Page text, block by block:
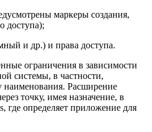
маркеры создания,
доступа);
и др.) и права доступа.
ограничения в зависимости
системы, в частности,
наименования. Расширение
точку, имея назначение, в
определяет приложение для